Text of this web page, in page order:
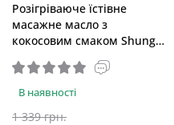
Розігріваюче їстівне
масажне масло з
кокосовим смаком Shunga
Aphrodisiac Warming Oil
Coconut Thrills, 100 ml
В наявності
1 339 грн.